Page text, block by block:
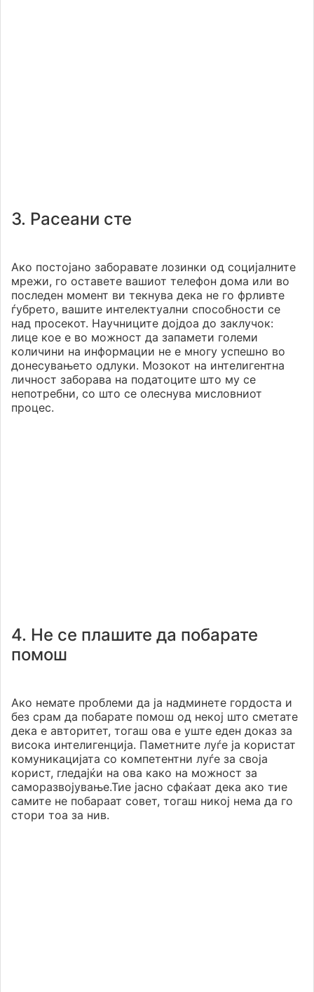
3. Расеани сте
Ако постојано заборавате лозинки од социјалните
мрежи, го оставете вашиот телефон дома или во
последен момент ви текнува дека не го фрливте
ѓубрето, вашите интелектуални способности се
над просекот. Научниците дојдоа до заклучок:
лице кое е во можност да запамети големи
количини на информации не е многу успешно во
донесувањето одлуки. Мозокот на интелигентна
личност заборава на податоците што му се
непотребни, со што се олеснува мисловниот
процес.
4. Не се плашите да побарате
помош
Ако немате проблеми да ја надминете гордоста и
без срам да побарате помош од некој што сметате
дека е авторитет, тогаш ова е уште еден доказ за
висока интелигенција. Паметните луѓе ја користат
комуникацијата со компетентни луѓе за своја
корист, гледајќи на ова како на можност за
саморазвојување.Тие јасно сфаќаат дека ако тие
самите не побараат совет, тогаш никој нема да го
стори тоа за нив.